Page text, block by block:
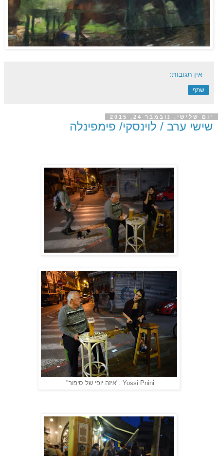
אין תגובות:
שתף
יום שלישי, נובמבר 24, 2015
שישי ערב / לוינסקי/ פימפינלה
Yossi Pnini :"איזה יופי של סיפור"